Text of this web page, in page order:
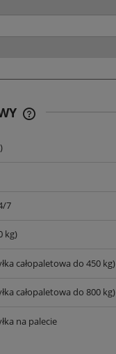
7
kg)
całopaletowa do 450 kg)
całopaletowa do 800 kg)
na palecie